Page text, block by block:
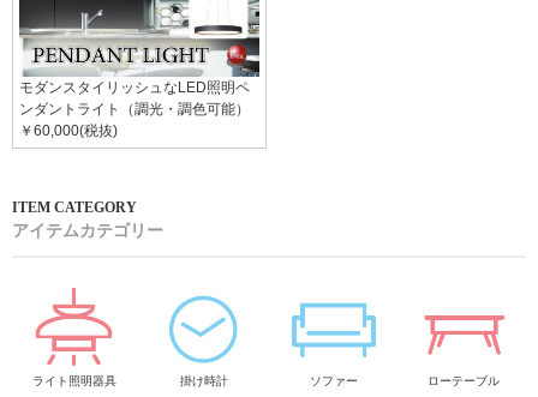
モダンスタイリッシュなLED照明ペ
ンダントライト（調光・調色可能）
￥60,000(税抜)
アイテムカテゴリー
ライト照明器具 掛け時計 ソファー ローテーブル